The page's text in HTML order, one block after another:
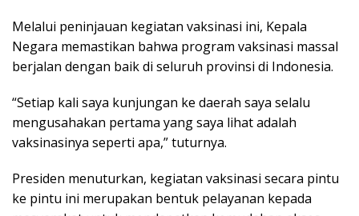
Melalui peninjauan kegiatan vaksinasi ini, Kepala
Negara memastikan bahwa program vaksinasi massal
berjalan dengan baik di seluruh provinsi di Indonesia.
“Setiap kali saya kunjungan ke daerah saya selalu
mengusahakan pertama yang saya lihat adalah
vaksinasinya seperti apa,” tuturnya.
Presiden menuturkan, kegiatan vaksinasi secara pintu
ke pintu ini merupakan bentuk pelayanan kepada